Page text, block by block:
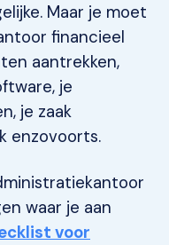
Maar je moet
financieel
aantrekken,
je
je zaak
enzovoorts.
waar je aan
voor